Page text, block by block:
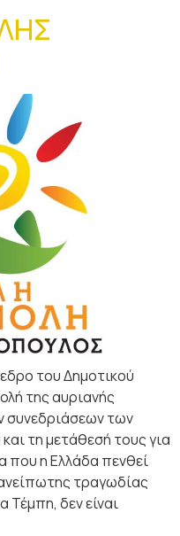
του Δημοτικού
της αυριανής
συνεδριάσεων των
τη μετάθεσή τους για
που η Ελλάδα πενθεί
τραγωδίας
Τέμπη, δεν είναι